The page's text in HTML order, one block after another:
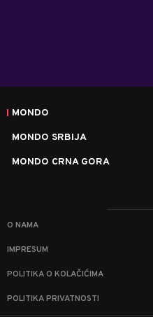
MONDO
MONDO SRBIJA
MONDO CRNA GORA
O NAMA
IMPRESUM
POLITIKA O KOLAČIĆIMA
POLITIKA PRIVATNOSTI